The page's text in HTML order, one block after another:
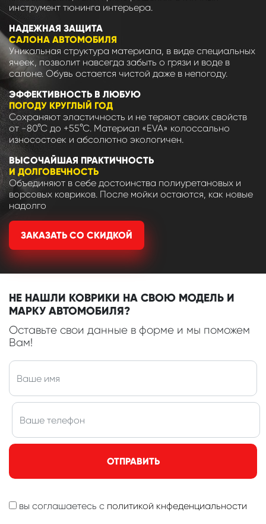
инструмент тюнинга интерьера.
НАДЕЖНАЯ ЗАЩИТА
САЛОНА АВТОМОБИЛЯ
Уникальная структура материала, в виде специальных
ячеек, позволит навсегда забыть о грязи и воде в
салоне. Обувь остается чистой даже в непогоду.
ЭФФЕКТИВНОСТЬ В ЛЮБУЮ
ПОГОДУ КРУГЛЫЙ ГОД
Сохраняют эластичность и не теряют своих свойств
от -80°С до +55°С. Материал «EVA» колоссально
износостоек и абсолютно экологичен.
ВЫСОЧАЙШАЯ ПРАКТИЧНОСТЬ
И ДОЛГОВЕЧНОСТЬ
Объединяют в себе достоинства полиуретановых и
ворсовых ковриков. После мойки остаются, как новые
надолго
ЗАКАЗАТЬ СО СКИДКОЙ
НЕ НАШЛИ КОВРИКИ НА СВОЮ МОДЕЛЬ И
МАРКУ АВТОМОБИЛЯ?
Оставьте свои данные в форме и мы поможем
Вам!
ОТПРАВИТЬ
вы соглашаетесь с политикой кнфеденциальности